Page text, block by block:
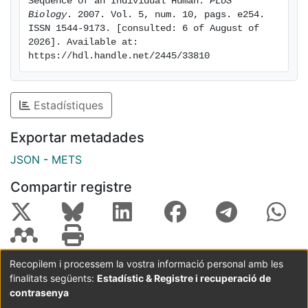
alterations in defining the diploid genome structure.
Moreover, 44% of genes were heterozygous for one or
more variants. Using a novel haplotype assembly
strategy, we were able to span 1.5 Gb of genome
sequence in segments >200 kb, providing further
precision to the diploid nature of the genome. These
data depict a definitive molecular portrait of a diploid
future genome comparisons and enables an era of
individualized genomic information.
Biology. 2007. Vol. 5, num. 10, pags. e254.
ISSN 1544-9173. [consulted: 6 of August of
2026]. Available at:
https://hdl.handle.net/2445/33810
Estadístiques
Exportar metadades
JSON - METS
Compartir registre
Coordinació:CRAI UB Avís legal
Metadades
subjectes a:
Recopilem i processem la vostra informació personal amb les
finalitats següents: Estadístic & Registre i recuperació de
contrasenya